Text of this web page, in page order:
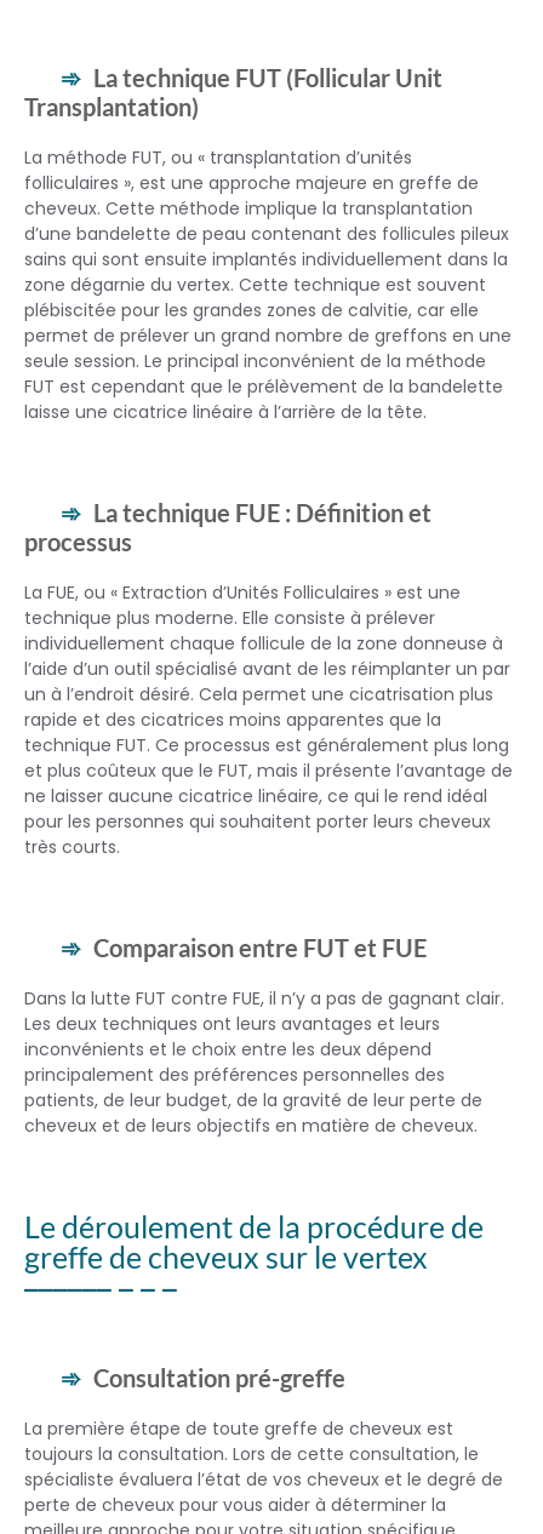
La technique FUT (Follicular Unit
Transplantation)
La méthode FUT, ou « transplantation d’unités
folliculaires », est une approche majeure en greffe de
cheveux. Cette méthode implique la transplantation
d’une bandelette de peau contenant des follicules pileux
sains qui sont ensuite implantés individuellement dans la
zone dégarnie du vertex. Cette technique est souvent
plébiscitée pour les grandes zones de calvitie, car elle
permet de prélever un grand nombre de greffons en une
seule session. Le principal inconvénient de la méthode
FUT est cependant que le prélèvement de la bandelette
laisse une cicatrice linéaire à l’arrière de la tête.
La technique FUE : Définition et
processus
La FUE, ou « Extraction d’Unités Folliculaires » est une
technique plus moderne. Elle consiste à prélever
individuellement chaque follicule de la zone donneuse à
l’aide d’un outil spécialisé avant de les réimplanter un par
un à l’endroit désiré. Cela permet une cicatrisation plus
rapide et des cicatrices moins apparentes que la
technique FUT. Ce processus est généralement plus long
et plus coûteux que le FUT, mais il présente l’avantage de
ne laisser aucune cicatrice linéaire, ce qui le rend idéal
pour les personnes qui souhaitent porter leurs cheveux
très courts.
Comparaison entre FUT et FUE
Dans la lutte FUT contre FUE, il n’y a pas de gagnant clair.
Les deux techniques ont leurs avantages et leurs
inconvénients et le choix entre les deux dépend
principalement des préférences personnelles des
patients, de leur budget, de la gravité de leur perte de
cheveux et de leurs objectifs en matière de cheveux.
Le déroulement de la procédure de
greffe de cheveux sur le vertex
Consultation pré-greffe
La première étape de toute greffe de cheveux est
toujours la consultation. Lors de cette consultation, le
spécialiste évaluera l’état de vos cheveux et le degré de
perte de cheveux pour vous aider à déterminer la